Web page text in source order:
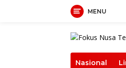
MENU
Nasional